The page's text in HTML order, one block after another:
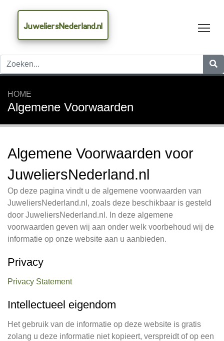
JuweliersNederland.nl
HOME
Algemene Voorwaarden
Algemene Voorwaarden voor
JuweliersNederland.nl
Op deze pagina vindt u de algemene voorwaarden van
JuweliersNederland.nl, zoals deze beschikbaar is gesteld
door JuweliersNederland.nl. In deze algemene
voorwaarden geven wij aan onder welk voorbehoud wij de
informatie op onze website aan u aanbieden.
Privacy
Privacy Statement
Intellectueel eigendom
Het gebruik van de informatie op deze website is gratis
zolang u deze informatie niet kopieert, verspreidt of op een